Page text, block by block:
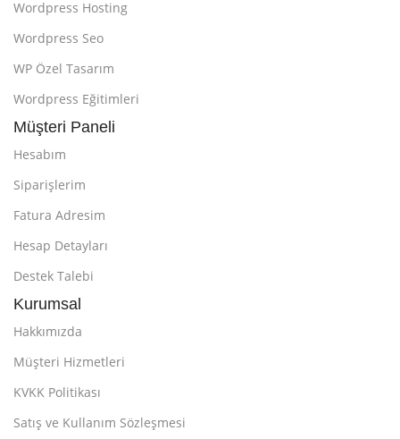
Wordpress Hosting
Wordpress Seo
WP Özel Tasarım
Wordpress Eğitimleri
Müşteri Paneli
Hesabım
Siparişlerim
Fatura Adresim
Hesap Detayları
Destek Talebi
Kurumsal
Hakkımızda
Müşteri Hizmetleri
KVKK Politikası
Satış ve Kullanım Sözleşmesi